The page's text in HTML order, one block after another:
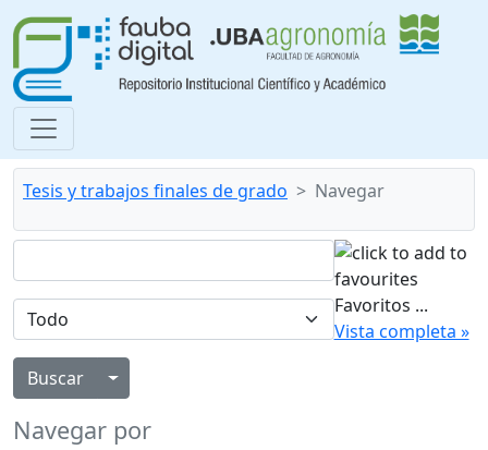
Tesis y trabajos finales de grado Navegar
Alternar menú desplegable
Favoritos ...
Vista completa »
Navegar por